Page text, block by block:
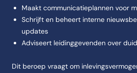
Maakt communicatieplannen voor
Schrijft en beheert interne
updates
Adviseert leidinggevenden over
Dit beroep vraagt om